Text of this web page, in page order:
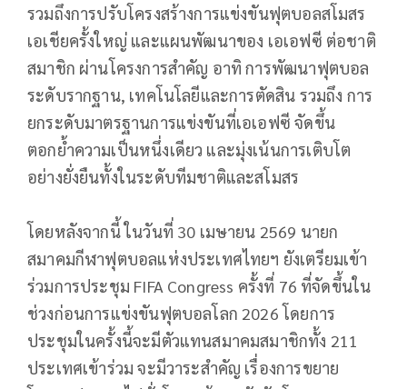
รวมถึงการปรับโครงสร้างการแข่งขันฟุตบอลสโมสร
เอเชียครั้งใหญ่ และแผนพัฒนาของ เอเอฟซี ต่อชาติ
สมาชิก ผ่านโครงการสำคัญ อาทิ การพัฒนาฟุตบอล
ระดับรากฐาน, เทคโนโลยีและการตัดสิน รวมถึง การ
ยกระดับมาตรฐานการแข่งขันที่เอเอฟซี จัดขึ้น
ตอกย้ำความเป็นหนึ่งเดียว และมุ่งเน้นการเติบโต
อย่างยั่งยืนทั้งในระดับทีมชาติและสโมสร
โดยหลังจากนี้ ในวันที่ 30 เมษายน 2569 นายก
สมาคมกีฬาฟุตบอลแห่งประเทศไทยฯ ยังเตรียมเข้า
ร่วมการประชุม FIFA Congress ครั้งที่ 76 ที่จัดขึ้นใน
ช่วงก่อนการแข่งขันฟุตบอลโลก 2026 โดยการ
ประชุมในครั้งนี้จะมีตัวแทนสมาคมสมาชิกทั้ง 211
ประเทศเข้าร่วม จะมีวาระสำคัญ เรื่องการขยาย